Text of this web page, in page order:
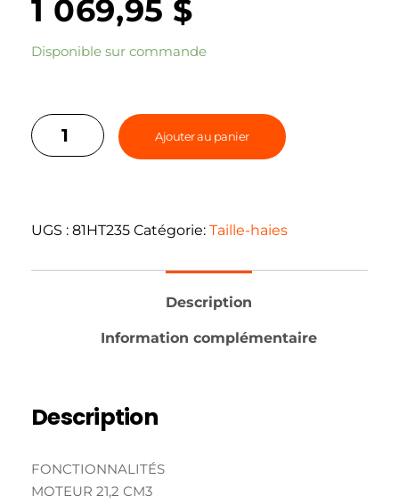
1 069,95 $
Disponible sur commande
Ajouter au panier
UGS : 81HT235 Catégorie: Taille-haies
Description
Information complémentaire
Description
FONCTIONNALITÉS
MOTEUR 21,2 CM3